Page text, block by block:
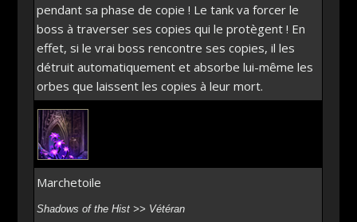
pendant sa phase de copie ! Le tank va forcer le
boss à traverser ses copies qui le protègent ! En
effet, si le vrai boss rencontre ses copies, il les
détruit automatiquement et absorbe lui-même les
orbes que laissent les copies à leur mort.
Marchetoile
Shadows of the Hist >> Vétéran